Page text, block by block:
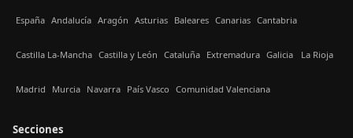
España Andalucía Aragón Asturias Baleares Canarias Cantabria
Castilla La-Mancha Castilla y León Cataluña Extremadura Galicia La Rioja
Madrid Murcia Navarra País Vasco Comunidad Valenciana
Secciones